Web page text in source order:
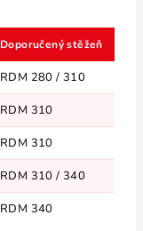
Doporučený stěžeň
RDM 280 / 310
RDM 310
RDM 310
RDM 310 / 340
RDM 340